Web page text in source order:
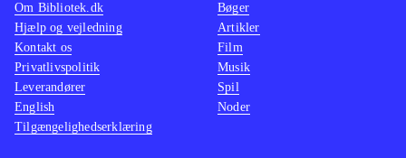
Om Bibliotek.dk
Hjælp og vejledning
Kontakt os
Privatlivspolitik
Leverandører
English
Tilgængelighedserklæring
Bøger
Artikler
Film
Musik
Spil
Noder